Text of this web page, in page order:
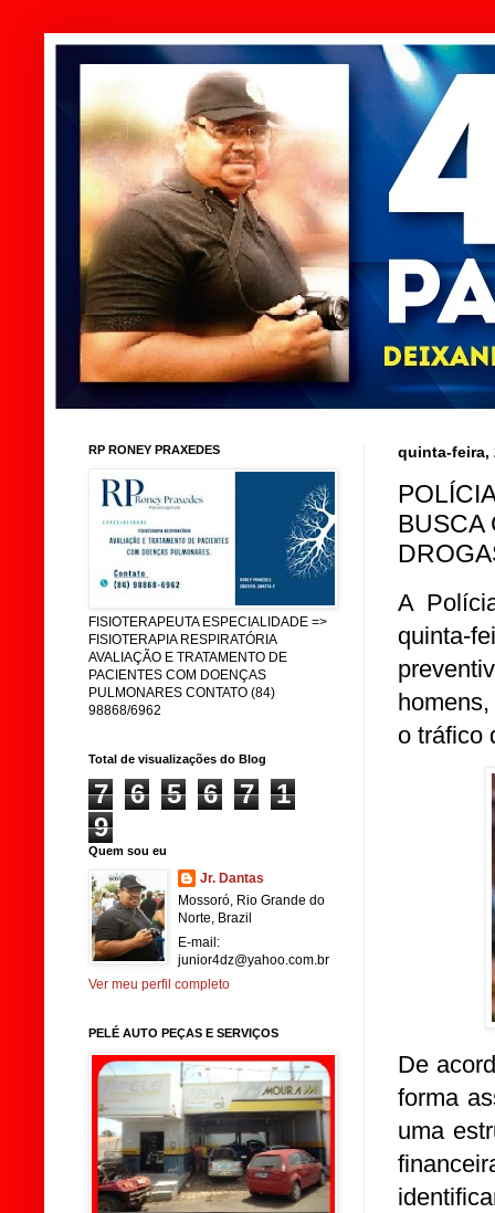
quinta-feira,
BUSCA
A
quinta-
o tráfico
De
forma
uma
RP RONEY PRAXEDES
FISIOTERAPEUTA ESPECIALIDADE =>
FISIOTERAPIA RESPIRATÓRIA
AVALIAÇÃO E TRATAMENTO DE
PACIENTES COM DOENÇAS
PULMONARES CONTATO (84)
98868/6962
Total de visualizações do Blog
7 6 5 6 7
1
9
Quem sou eu
Jr. Dantas
Mossoró, Rio Grande do
Norte, Brazil
E-mail:
junior4dz@yahoo.com.br
Ver meu perfil completo
PELÉ AUTO PEÇAS E SERVIÇOS